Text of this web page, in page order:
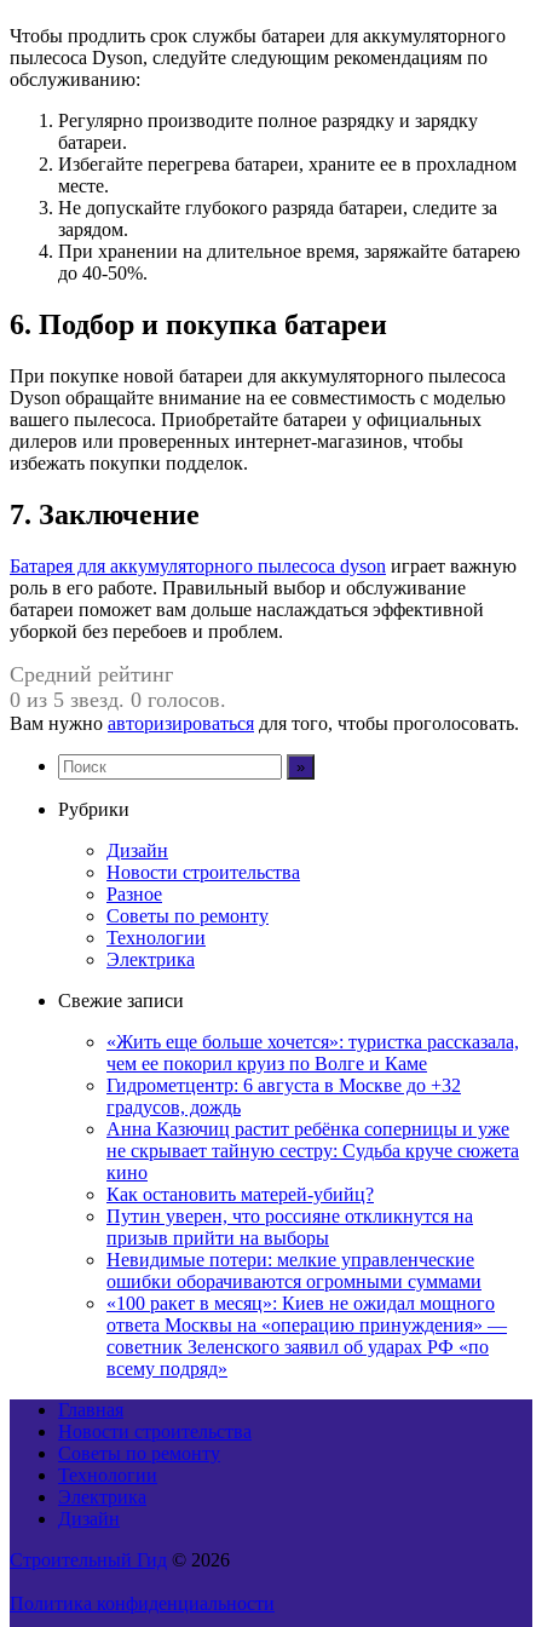
Чтобы продлить срок службы батареи для аккумуляторного
пылесоса Dyson, следуйте следующим рекомендациям по
обслуживанию:
Регулярно производите полное разрядку и зарядку
батареи.
Избегайте перегрева батареи, храните ее в прохладном
месте.
Не допускайте глубокого разряда батареи, следите за
зарядом.
При хранении на длительное время, заряжайте батарею
до 40-50%.
6. Подбор и покупка батареи
При покупке новой батареи для аккумуляторного пылесоса
Dyson обращайте внимание на ее совместимость с моделью
вашего пылесоса. Приобретайте батареи у официальных
дилеров или проверенных интернет-магазинов, чтобы
избежать покупки подделок.
7. Заключение
Батарея для аккумуляторного пылесоса dyson играет важную
роль в его работе. Правильный выбор и обслуживание
батареи поможет вам дольше наслаждаться эффективной
уборкой без перебоев и проблем.
Средний рейтинг
0 из 5 звезд. 0 голосов.
Вам нужно авторизироваться для того, чтобы проголосовать.
Рубрики
Дизайн
Новости строительства
Разное
Советы по ремонту
Технологии
Электрика
Свежие записи
«Жить еще больше хочется»: туристка рассказала,
чем ее покорил круиз по Волге и Каме
Гидрометцентр: 6 августа в Москве до +32
градусов, дождь
Анна Казючиц растит ребёнка соперницы и уже
не скрывает тайную сестру: Судьба круче сюжета
кино
Как остановить матерей-убийц?
Путин уверен, что россияне откликнутся на
призыв прийти на выборы
Невидимые потери: мелкие управленческие
ошибки оборачиваются огромными суммами
«100 ракет в месяц»: Киев не ожидал мощного
ответа Москвы на «операцию принуждения» —
советник Зеленского заявил об ударах РФ «по
всему подряд»
Главная
Новости строительства
Советы по ремонту
Технологии
Электрика
Дизайн
Строительный Гид © 2026
Политика конфиденциальности